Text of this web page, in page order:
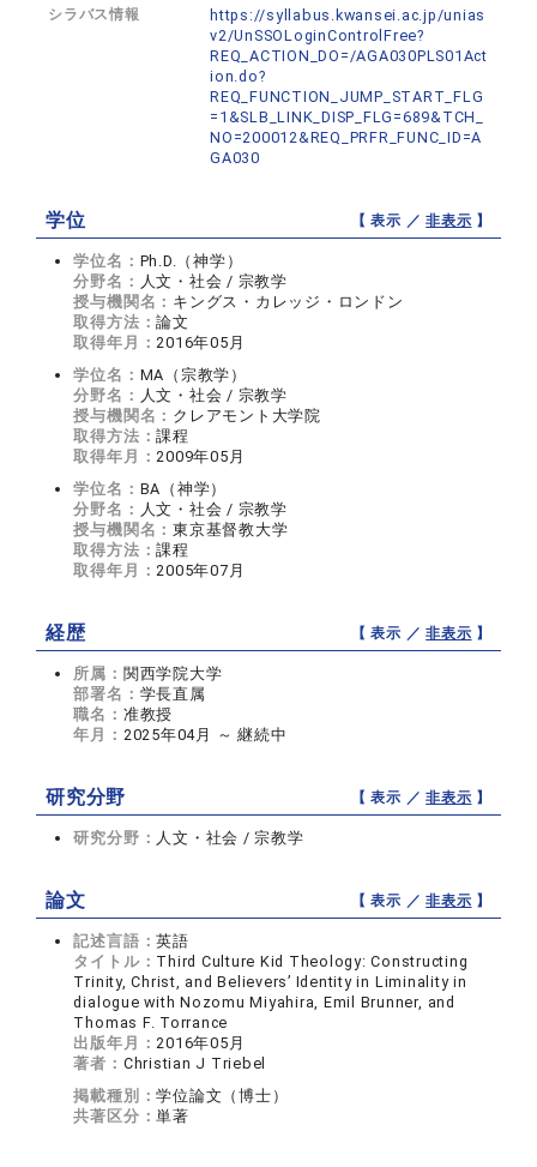
シラバス情報
https://syllabus.kwansei.ac.jp/unias
v2/UnSSOLoginControlFree?
REQ_ACTION_DO=/AGA030PLS01Act
ion.do?
REQ_FUNCTION_JUMP_START_FLG
=1&SLB_LINK_DISP_FLG=689&TCH_
NO=200012&REQ_PRFR_FUNC_ID=A
GA030
学位 【 表示 ／非表示 】
学位名： Ph.D.（神学）
分野名： 人文・社会 / 宗教学
授与機関名： キングス・カレッジ・ロンドン
取得方法：論文
取得年月：2016年05月
学位名： MA（宗教学）
分野名： 人文・社会 / 宗教学
授与機関名： クレアモント大学院
取得方法：課程
取得年月：2009年05月
学位名： BA（神学）
分野名： 人文・社会 / 宗教学
授与機関名：東京基督教大学
取得方法：課程
取得年月：2005年07月
経歴 【 表示 ／非表示 】
所属： 関西学院大学
部署名： 学長直属
職名： 准教授
年月： 2025年04月 ～ 継続中
研究分野 【 表示 ／非表示 】
研究分野： 人文・社会 / 宗教学
論文 【 表示 ／非表示 】
記述言語：英語
タイトル： Third Culture Kid Theology: Constructing
Trinity, Christ, and Believers’ Identity in Liminality in
dialogue with Nozomu Miyahira, Emil Brunner, and
Thomas F. Torrance
出版年月：2016年05月
著者： Christian J Triebel
掲載種別：学位論文（博士）
共著区分：単著